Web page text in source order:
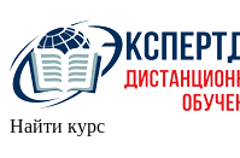
Найти курс